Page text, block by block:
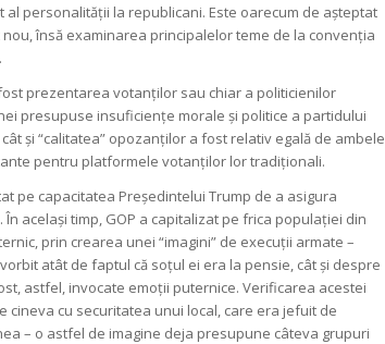
personalității la republicani. Este oarecum de așteptat
însă examinarea principalelor teme de la convenția
prezentarea votanților sau chiar a politicienilor
presupuse insuficiențe morale și politice a partidului
și “calitatea” opozanților a fost relativ egală de ambele
pentru platformele votanților lor tradiționali.
pe capacitatea Președintelui Trump de a asigura
același timp, GOP a capitalizat pe frica populației din
prin crearea unei “imagini” de execuții armate –
atât de faptul că soțul ei era la pensie, cât și despre
astfel, invocate emoții puternice. Verificarea acestei
cu securitatea unui local, care era jefuit de
– o astfel de imagine deja presupune câteva grupuri